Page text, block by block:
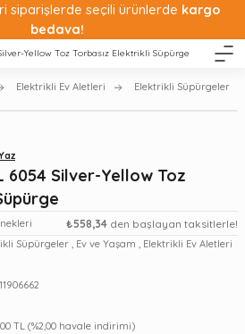
siparişlerde seçili ürünlerde kargo
bedava!
Elektrikli Ev Aletleri Elektrikli Süpürgeler
6054 Silver-Yellow Toz
₺558,34 den başlayan taksitlerle!
Süpürgeler , Ev ve Yaşam , Elektrikli Ev Aletleri
TL (%2,00 havale indirimi)